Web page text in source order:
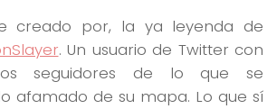
creado por, la ya leyenda de
. Un usuario de Twitter con
seguidores de lo que se
afamado de su mapa. Lo que sí